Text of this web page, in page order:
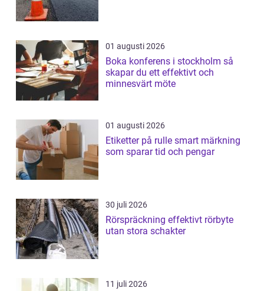
01 augusti 2026
Boka konferens i stockholm så
skapar du ett effektivt och
minnesvärt möte
01 augusti 2026
Etiketter på rulle smart märkning
som sparar tid och pengar
30 juli 2026
Rörspräckning effektivt rörbyte
utan stora schakter
11 juli 2026